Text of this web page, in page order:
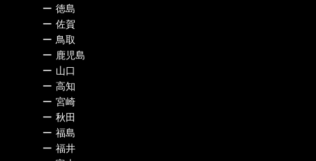
ー 徳島
ー 佐賀
ー 鳥取
ー 鹿児島
ー 山口
ー 高知
ー 宮崎
ー 秋田
ー 福島
ー 福井